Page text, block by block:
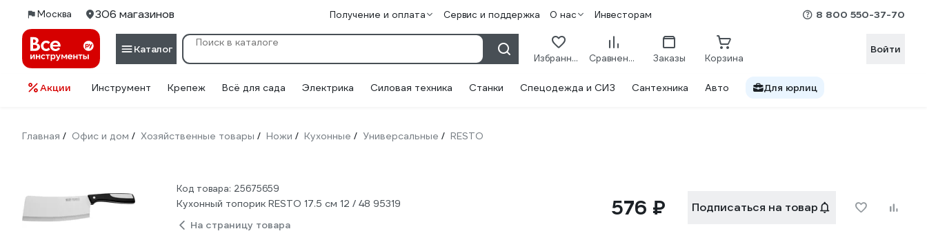
Москва 306 магазинов Получение и оплата Сервис и поддержка О нас Инвесторам 8 800 550-37-70
Каталог
Избранное Сравнение Заказы Корзина
Войти
Акции Инструмент Крепеж Всё для сада Электрика Силовая техника Станки Спецодежда и СИЗ Сантехника Авто Для юрлиц
Главная / Офис и дом / Хозяйственные товары / Ножи / Кухонные / Универсальные / RESTO
Код товара: 25675659
Кухонный топорик RESTO 17.5 см 12 / 48 95319
На страницу товара
576 ₽ Подписаться на товар